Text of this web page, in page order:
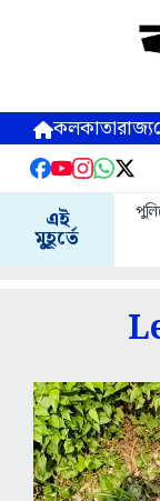
কলকাতারাজ্য
এই
মুহূর্তে